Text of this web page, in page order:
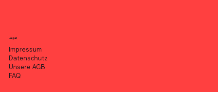
Legal
Impressum
Datenschutz
Unsere AGB
FAQ